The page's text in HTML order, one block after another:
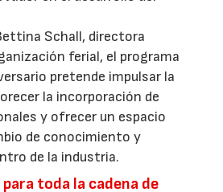
Schall, directora
ferial, el programa
pretende impulsar la
la incorporación de
y ofrecer un espacio
de conocimiento y
de la industria.
toda la cadena de